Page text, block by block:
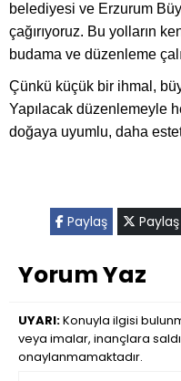
belediyesi ve Erzurum
çağırıyoruz. Bu yolların
budama ve düzenleme
Çünkü küçük bir ihmal,
Yapılacak düzenlemeyle
doğaya uyumlu, daha
Paylaş Paylaş
Yorum Yaz
UYARI:Konuyla ilgisi
veya imalar, inançlara
onaylanmamaktadır.